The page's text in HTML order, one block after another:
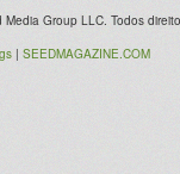
Group LLC. Todos
| SEEDMAGAZINE.COM